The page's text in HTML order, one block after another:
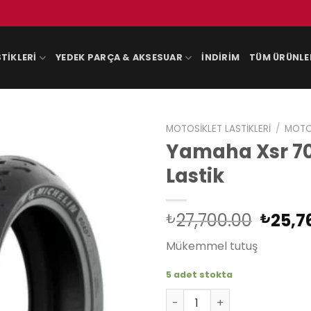
YEDEK PARÇA & AKSESUAR İNDIRIM TÜM
MOTOSIKLET LASTIKLERI /
Yamaha Xsr
Lastik
₺27,700.00
fiyat:
₺
Mükemmel tutuş
5 adet stokta
Yamaha Xsr 700 Michelin